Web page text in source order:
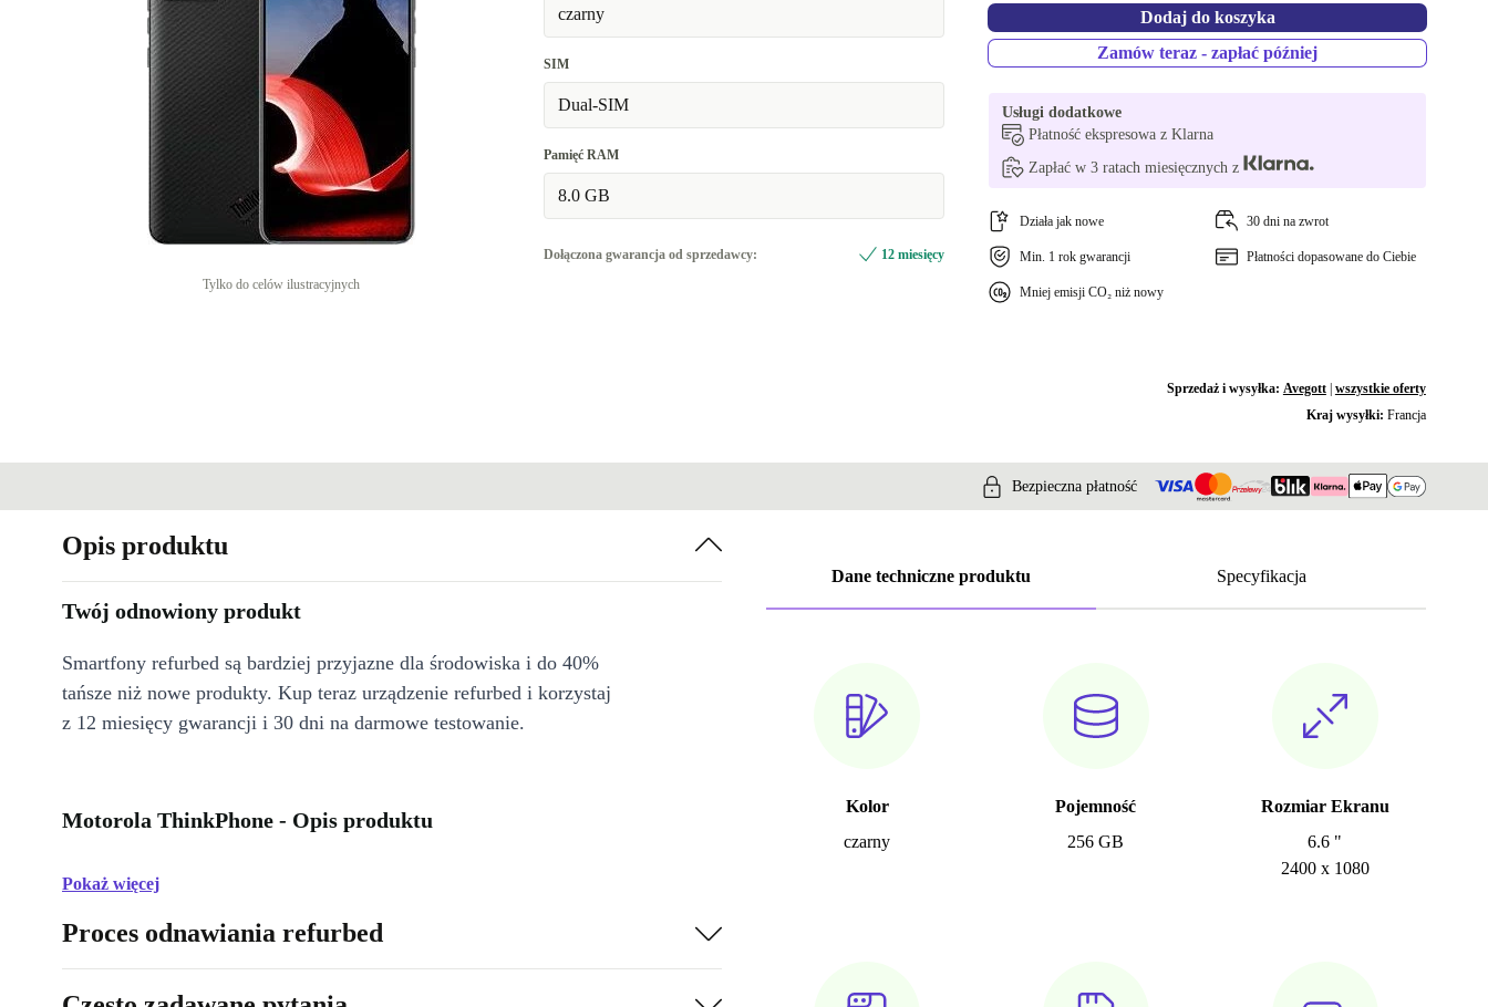
Tylko do celów ilustracyjnych
czarny
SIM
Dual-SIM
Pamięć RAM
8.0 GB
Dołączona gwarancja od sprzedawcy: 12 miesięcy
Dodaj do koszyka
Zamów teraz - zapłać później
Usługi dodatkowe
Płatność ekspresowa z Klarna
Zapłać w 3 ratach miesięcznych z
Działa jak nowe 30 dni na zwrot
Min. 1 rok gwarancji Płatności dopasowane do Ciebie
Mniej emisji CO₂ niż nowy
Sprzedaż i wysyłka: Avegott| wszystkie oferty
Kraj wysyłki: Francja
Bezpieczna płatność
Dane techniczne produktu Specyfikacja
Kolor
czarny
Pojemność
256 GB
Rozmiar Ekranu
6.6 "
2400 x 1080
Opis produktu
Twój odnowiony produkt
Smartfony refurbed są bardziej przyjazne dla środowiska i do 40%
tańsze niż nowe produkty. Kup teraz urządzenie refurbed i korzystaj
z 12 miesięcy gwarancji i 30 dni na darmowe testowanie.
Motorola ThinkPhone - Opis produktu
Pokaż więcej
Proces odnawiania refurbed